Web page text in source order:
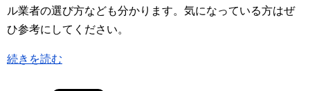
ル業者の選び方なども分かります。気になっている方はぜ
ひ参考にしてください。
続きを読む